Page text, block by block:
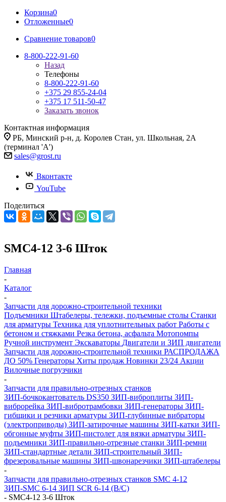
Корзина0
Отложенные0
Сравнение товаров0
8-800-222-91-60
Назад
Телефоны
8-800-222-91-60
+375 29 855-24-04
+375 17 511-50-47
Заказать звонок
Контактная информация
РБ, Минский р-н, д. Королев Стан, ул. Школьная, 2А
(терминал 'А')
sales@grost.ru
Вконтакте
YouTube
Поделиться
SMC4-12 3-6 Шток
Главная
-
Каталог
-
Запчасти для дорожно-строительной техники
Подъемники Штабелеры, тележки, подъемные столы Станки
для арматуры Техника для уплотнительных работ Работы с
бетоном и стяжками Резка бетона, асфальта Мотопомпы
Ручной инструмент Экскаваторы Двигатели и ЗИП двигатели
Запчасти для дорожно-строительной техники РАСПРОДАЖА
ДО 50% Генераторы Хиты продаж Новинки 23/24 Акции
Вилочные погрузчики
-
Запчасти для правильно-отрезных станков
ЗИП-бочкокантователь DS350 ЗИП-виброплиты ЗИП-
виброрейка ЗИП-вибротрамбовки ЗИП-генераторы ЗИП-
гибщики и резчики арматуры ЗИП-глубинные вибраторы
(электроприводы) ЗИП-затирочные машины ЗИП-катки ЗИП-
обгонные муфты ЗИП-пистолет для вязки арматуры ЗИП-
подъемники ЗИП-правильно-отрезные станки ЗИП-ремни
ЗИП-стандартные детали ЗИП-строительный ЗИП-
фрезеровальные машины ЗИП-швонарезчики ЗИП-штабелеры
-
Запчасти для правильно-отрезных станков SMC 4-12
ЗИП-SMC 6-14 ЗИП SCR 6-14 (B/C)
- SMC4-12 3-6 Шток